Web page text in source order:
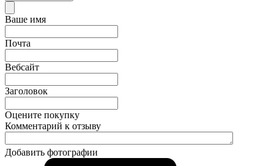
Ваше имя
Почта
Вебсайт
Заголовок
Оцените покупку
Комментарий к отзыву
Добавить фотографии